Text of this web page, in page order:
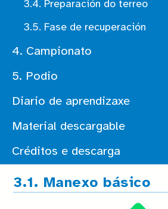
3.4. Preparación do terreo
3.5. Fase de recuperación
4. Campionato
5. Podio
Diario de aprendizaxe
Material descargable
Créditos e descarga
3.1. Manexo básico